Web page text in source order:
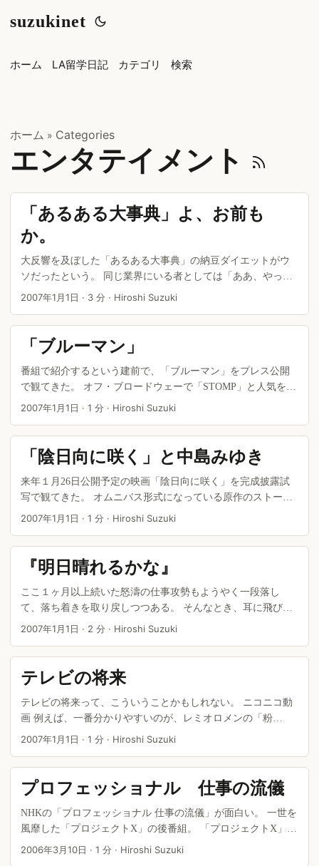
suzukinet
ホーム LA留学日記 カテゴリ 検索
ホーム » Categories
エンタテイメント
「あるある大事典」よ、お前も
か。
大反響を及ぼした「あるある大事典」の納豆ダイエットがウ
ソだったという。 同じ業界にいる者としては「ああ、やっち
ゃったか」という気持ちだ。 あちこちで非難されているので
のかその原因を僕なりに推測してみる。 ...
2007年1月1日 · 3 分 · Hiroshi Suzuki
「ブルーマン」
番組で紹介するという建前で、「ブルーマン」をプレス公開
で観てきた。 オフ・ブロードウェーで「STOMP」と人気を分
け合うという話題のパフォーマンス。 六本木ヒルズのすぐ近
チケットはすでに売り切れてしまったほどの人気らしい。 ...
2007年1月1日 · 1 分 · Hiroshi Suzuki
「陰日向に咲く」と中島みゆき
来年１月26日公開予定の映画「陰日向に咲く」を完成披露試
写で観てきた。 オムニバス形式になっている原作のストーリ
ーを１本の映画にするシナリオ作りに苦労がしのばれ、途中
強引さが感じられた。 テーマは嫌いじゃないし、主演の岡田
くんもかなり頑張っていたが、よかったのは何といっても宮
崎あおいちゃん！ 素晴らしい女優さんですな。 ...
2007年1月1日 · 1 分 · Hiroshi Suzuki
『明日晴れるかな』
ここ１ヶ月以上続いた怒濤の仕事攻勢もようやく一段落し
て、落ち着きを取り戻しつつある。 そんなとき、耳に飛び込
んできたのが、この曲。 桑田佳祐『明日晴れるかな』。 ...
2007年1月1日 · 2 分 · Hiroshi Suzuki
テレビの将来
テレビの将来って、こういうことかもしれない。 ニコニコ動
画 例えば、一番分かりやすいのが、レミオロメンの「粉
雪」。 かつて、この歌がテレビで流れるたびに２ちゃんねる
ー」という同時多発的な書き込みがあった共時性を、ここで
は映像とテキストの一画面で味わえる。 ...
2007年1月1日 · 1 分 · Hiroshi Suzuki
プロフェッショナル 仕事の流儀
NHKの「プロフェッショナル 仕事の流儀」が面白い。 一世を
風靡した「プロジェクトX」の後番組。 「プロジェクトX」が
過去の組織の業績を取り上げているのに対して、こちらは現
2006年3月10日 · 1 分 · Hiroshi Suzuki